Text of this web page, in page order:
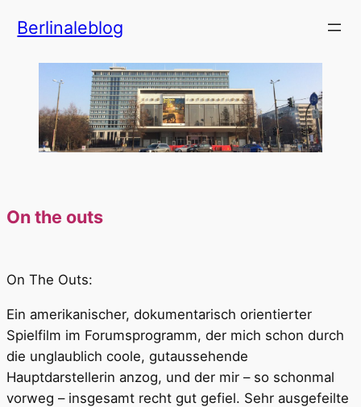
Inhalt
Berlinaleblog
On the outs
On The Outs:
Ein amerikanischer, dokumentarisch orientierter
Spielfilm im Forumsprogramm, der mich schon durch
die unglaublich coole, gutaussehende
Hauptdarstellerin anzog, und der mir – so schonmal
vorweg – insgesamt recht gut gefiel. Sehr ausgefeilte